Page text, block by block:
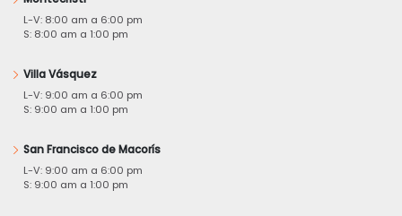
L-V: 8:00 am a 6:00 pm
S: 8:00 am a 1:00 pm
Villa Vásquez
L-V: 9:00 am a 6:00 pm
S: 9:00 am a 1:00 pm
San Francisco de Macorís
L-V: 9:00 am a 6:00 pm
S: 9:00 am a 1:00 pm